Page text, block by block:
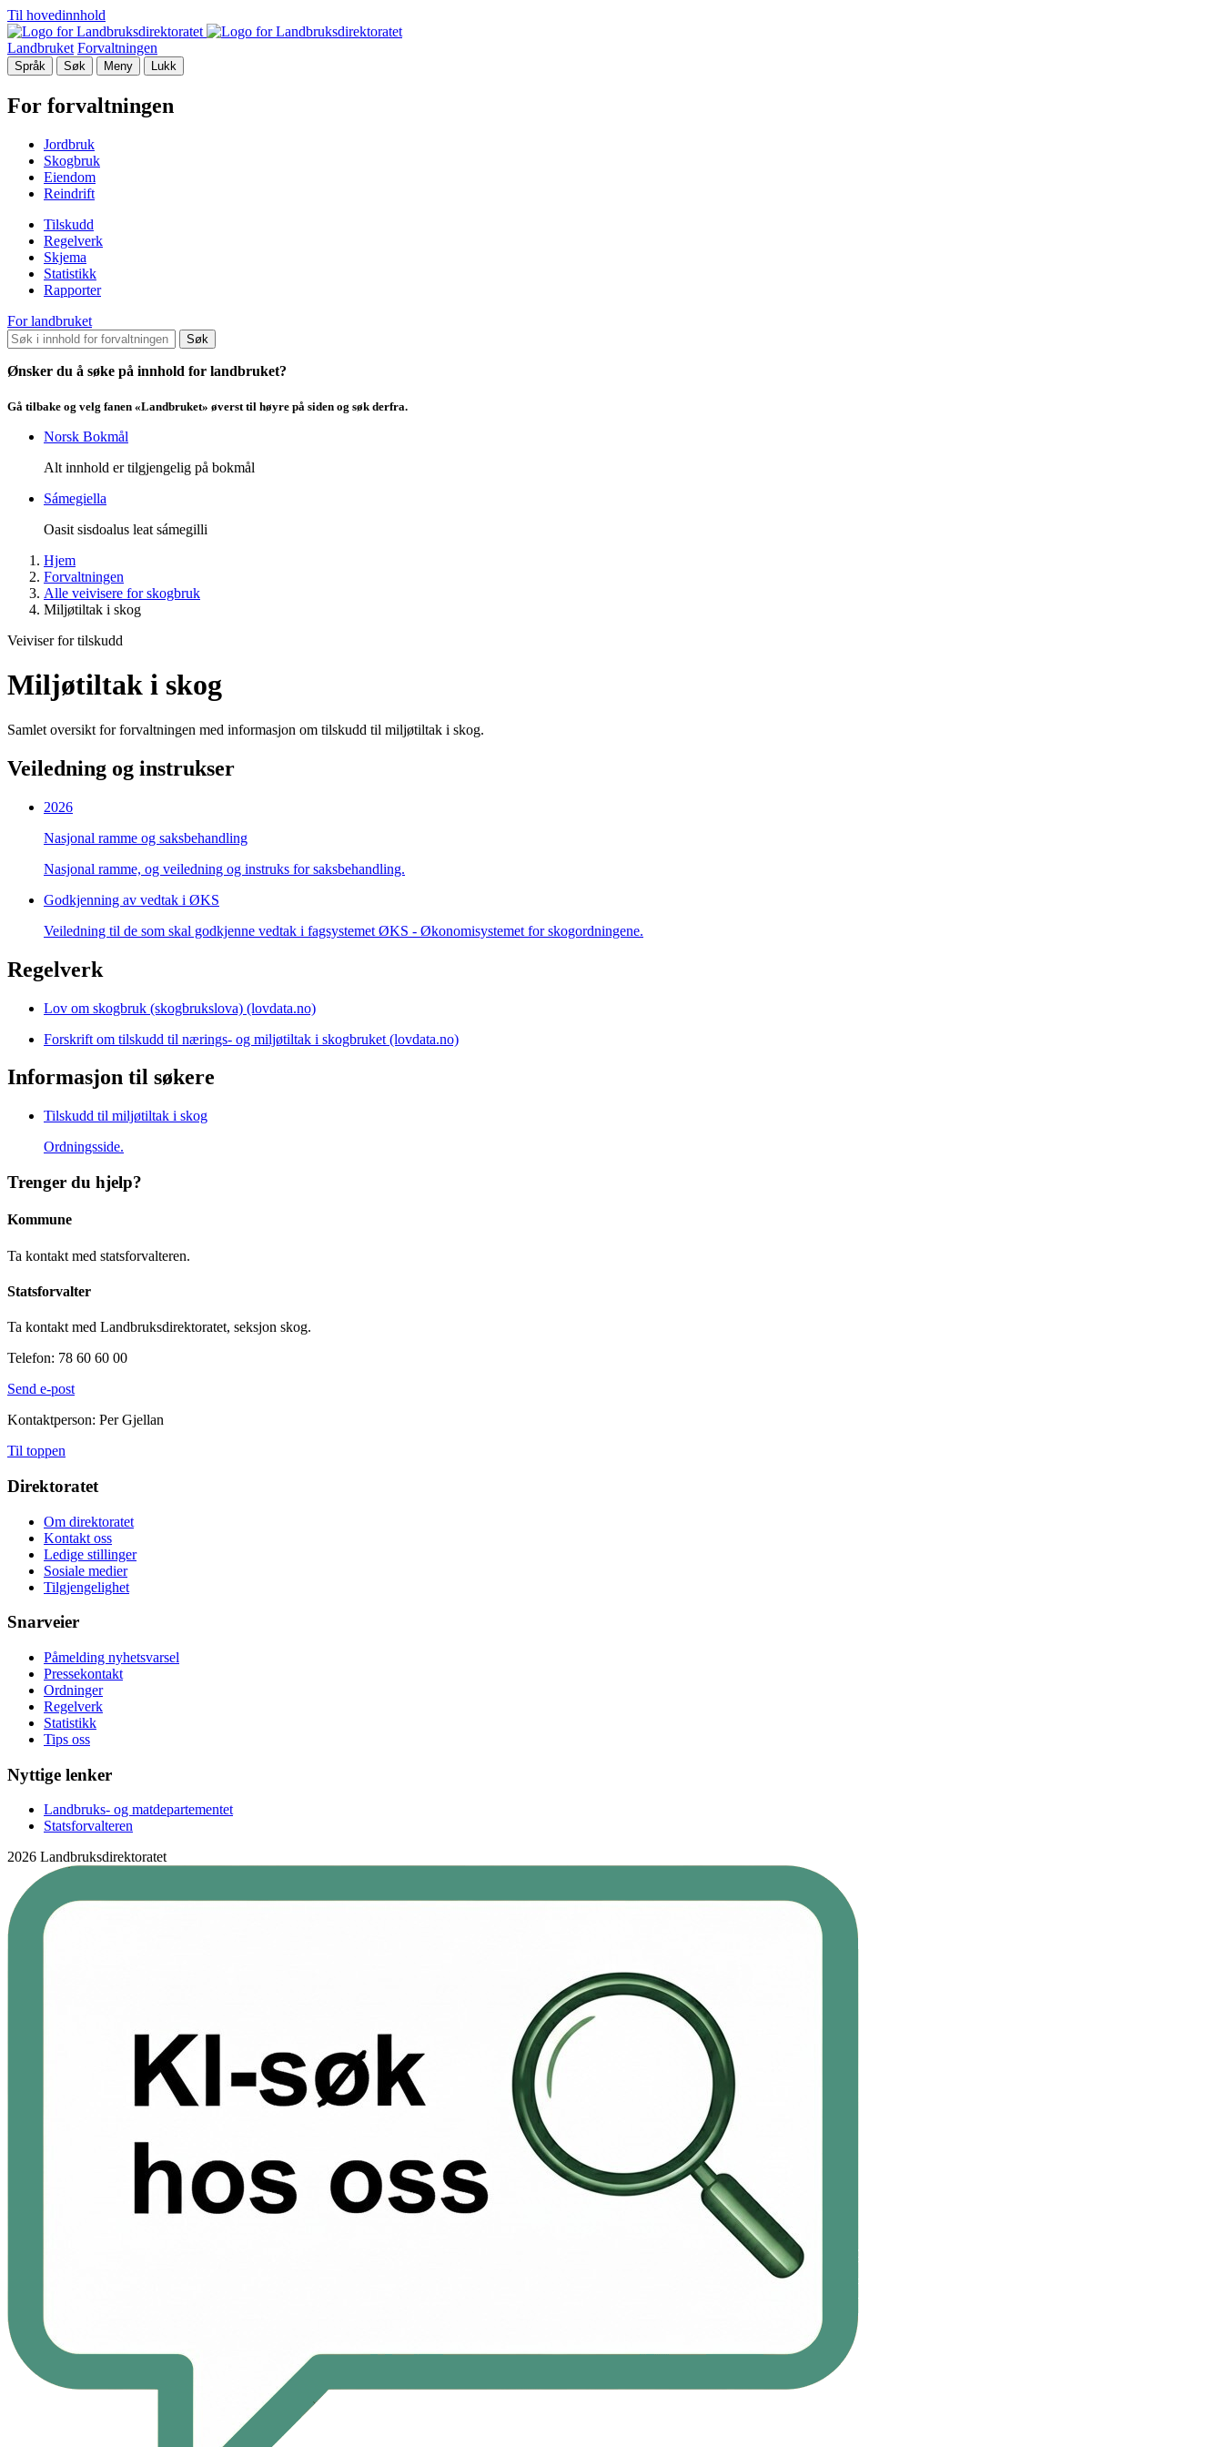
Til hovedinnhold
Landbruket Forvaltningen
Språk Søk Meny Lukk
For forvaltningen
Jordbruk
Skogbruk
Eiendom
Reindrift
Tilskudd
Regelverk
Skjema
Statistikk
Rapporter
For landbruket
Søk
Ønsker du å søke på innhold for landbruket?
Gå tilbake og velg fanen «Landbruket» øverst til høyre på siden og søk derfra.
Norsk Bokmål
Alt innhold er tilgjengelig på bokmål
Sámegiella
Oasit sisdoalus leat sámegilli
Hjem
Forvaltningen
Alle veivisere for skogbruk
Miljøtiltak i skog
Veiviser for tilskudd
Miljøtiltak i skog
Samlet oversikt for forvaltningen med informasjon om tilskudd til miljøtiltak i skog.
Veiledning og instrukser
2026
Nasjonal ramme og saksbehandling
Nasjonal ramme, og veiledning og instruks for saksbehandling.
Godkjenning av vedtak i ØKS
Veiledning til de som skal godkjenne vedtak i fagsystemet ØKS - Økonomisystemet for skogordningene.
Regelverk
Lov om skogbruk (skogbrukslova) (lovdata.no)
Forskrift om tilskudd til nærings- og miljøtiltak i skogbruket (lovdata.no)
Informasjon til søkere
Tilskudd til miljøtiltak i skog
Ordningsside.
Trenger du hjelp?
Kommune
Ta kontakt med statsforvalteren.
Statsforvalter
Ta kontakt med Landbruksdirektoratet, seksjon skog.
Telefon: 78 60 60 00
Send e-post
Kontaktperson: Per Gjellan
Til toppen
Direktoratet
Om direktoratet
Kontakt oss
Ledige stillinger
Sosiale medier
Tilgjengelighet
Snarveier
Påmelding nyhetsvarsel
Pressekontakt
Ordninger
Regelverk
Statistikk
Tips oss
Nyttige lenker
Landbruks- og matdepartementet
Statsforvalteren
2026 Landbruksdirektoratet